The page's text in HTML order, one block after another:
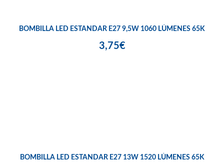
BOMBILLA LED ESTANDAR E27 9,5W 1060 LÚMENES 65K
3,75€
BOMBILLA LED ESTANDAR E27 13W 1520 LÚMENES 65K